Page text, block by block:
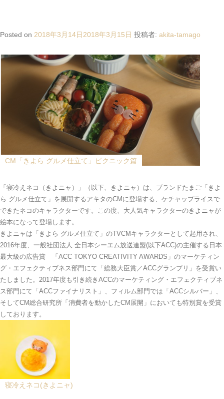
Posted on 2018年3月14日 2018年3月15日 投稿者: akita-tamago
CM「きよら グルメ仕立て」ピクニック篇
「寝冷えネコ（きよニャ）」（以下、きよニャ）は、ブランドたまご「きよ
ら グルメ仕立て」を展開するアキタのCMに登場する、ケチャップライスで
できたネコのキャラクターです。この度、大人気キャラクターのきよニャが
絵本になって登場します。
きよニャは「きよら グルメ仕立て」のTVCMキャラクターとして起用され、
2016年度、一般社団法人 全日本シーエム放送連盟(以下ACC)の主催する日本
最大級の広告賞 「ACC TOKYO CREATIVITY AWARDS」のマーケティン
グ・エフェクティブネス部門にて「総務大臣賞／ACCグランプリ」を受賞い
たしました。2017年度も引き続きACCのマーケティング・エフェクティブネ
ス部門にて「ACCファイナリスト」、フィルム部門では「ACCシルバー」、
そしてCM総合研究所「消費者を動かしたCM展開」においても特別賞を受賞
しております。
寝冷えネコ(きよニャ)